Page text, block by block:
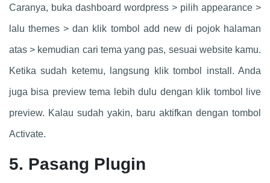
Caranya, buka dashboard wordpress > pilih appearance >
lalu themes > dan klik tombol add new di pojok halaman
atas > kemudian cari tema yang pas, sesuai website kamu.
Ketika sudah ketemu, langsung klik tombol install. Anda
juga bisa preview tema lebih dulu dengan klik tombol live
preview. Kalau sudah yakin, baru aktifkan dengan tombol
Activate.
5. Pasang Plugin